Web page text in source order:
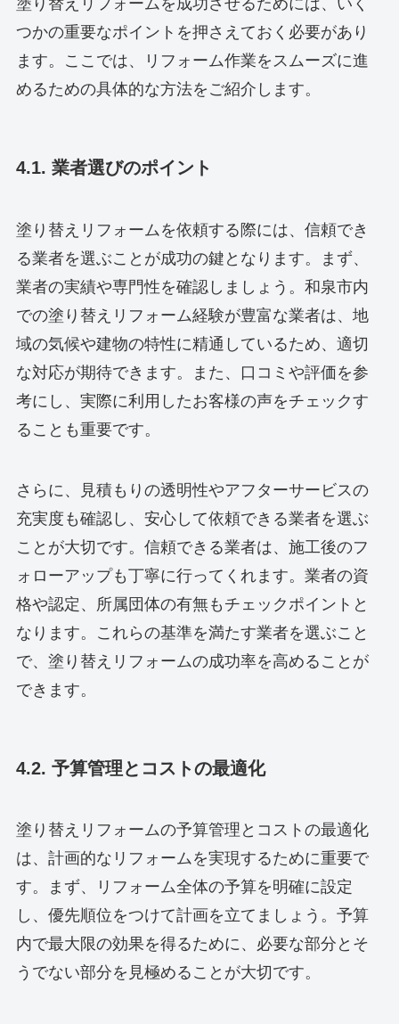
塗り替えリフォームを成功させるためには、いく
つかの重要なポイントを押さえておく必要があり
ます。ここでは、リフォーム作業をスムーズに進
めるための具体的な方法をご紹介します。
4.1. 業者選びのポイント
塗り替えリフォームを依頼する際には、信頼でき
る業者を選ぶことが成功の鍵となります。まず、
業者の実績や専門性を確認しましょう。和泉市内
での塗り替えリフォーム経験が豊富な業者は、地
域の気候や建物の特性に精通しているため、適切
な対応が期待できます。また、口コミや評価を参
考にし、実際に利用したお客様の声をチェックす
ることも重要です。
さらに、見積もりの透明性やアフターサービスの
充実度も確認し、安心して依頼できる業者を選ぶ
ことが大切です。信頼できる業者は、施工後のフ
ォローアップも丁寧に行ってくれます。業者の資
格や認定、所属団体の有無もチェックポイントと
なります。これらの基準を満たす業者を選ぶこと
で、塗り替えリフォームの成功率を高めることが
できます。
4.2. 予算管理とコストの最適化
塗り替えリフォームの予算管理とコストの最適化
は、計画的なリフォームを実現するために重要で
す。まず、リフォーム全体の予算を明確に設定
し、優先順位をつけて計画を立てましょう。予算
内で最大限の効果を得るために、必要な部分とそ
うでない部分を見極めることが大切です。